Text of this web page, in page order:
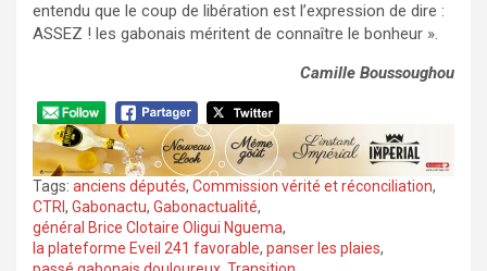
entendu que le coup de libération est l’expression de dire :
ASSEZ ! les gabonais méritent de connaître le bonheur ».
Camille Boussoughou
Tags: anciens députés, Commission vérité et réconciliation,
CTRI, Gabonactu, Gabonactualité,
général Brice Clotaire Oligui Nguema,
la plateforme Eveil 241 favorable, panser les plaies,